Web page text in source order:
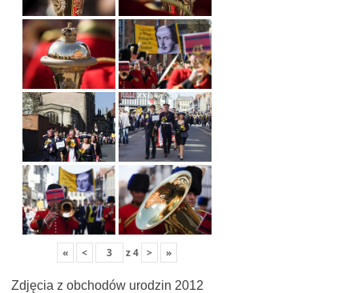
« < z4 > »
Zdjęcia z obchodów urodzin 2012